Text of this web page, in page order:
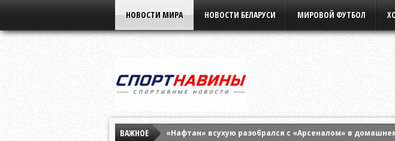
НОВОСТИ МИРА НОВОСТИ БЕЛАРУСИ МИРОВОЙ ФУТБОЛ
ВАЖНОЕ
«Нафтан» всухую разобрался с «Арсеналом» в